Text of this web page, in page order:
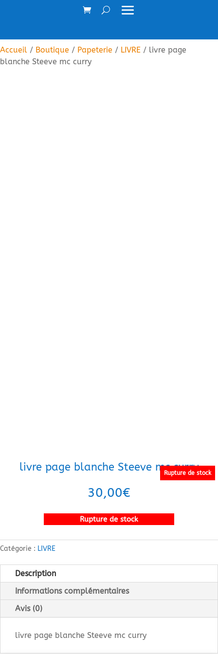
Accueil / Boutique / Papeterie / LIVRE / livre page
blanche Steeve mc curry
livre page blanche Steeve mc curry
30,00€
Rupture de stock
Rupture de stock
Catégorie : LIVRE
Description
Informations complémentaires
Avis (0)
livre page blanche Steeve mc curry